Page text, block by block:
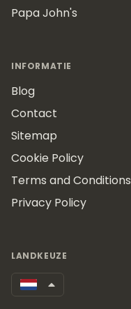
Papa John's
INFORMATIE
Blog
Contact
Sitemap
Cookie Policy
Terms and Conditions
Privacy Policy
LANDKEUZE